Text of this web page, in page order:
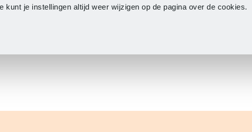
kunt je instellingen altijd weer wijzigen op de pagina over de cookies.